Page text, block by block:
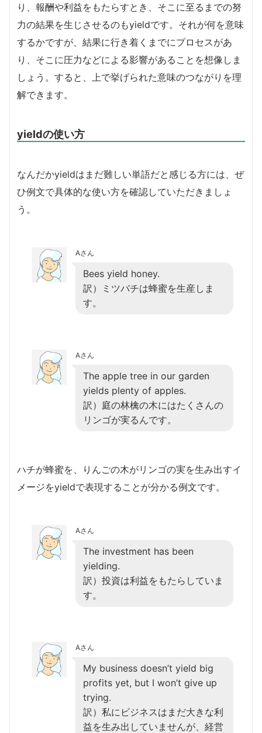
り、報酬や利益をもたらすとき、そこに至るまでの努
力の結果を生じさせるのもyieldです。それが何を意味
するかですが、結果に行き着くまでにプロセスがあ
り、そこに圧力などによる影響があることを想像しま
しょう。すると、上で挙げられた意味のつながりを理
解できます。
yieldの使い方
なんだかyieldはまだ難しい単語だと感じる方には、ぜ
ひ例文で具体的な使い方を確認していただきましょ
う。
Aさん
Bees yield honey.
訳）ミツバチは蜂蜜を生産しま
す。
Aさん
The apple tree in our garden
yields plenty of apples.
訳）庭の林檎の木にはたくさんの
リンゴが実るんです。
ハチが蜂蜜を、りんごの木がリンゴの実を生み出すイ
メージをyieldで表現することが分かる例文です。
Aさん
The investment has been
yielding.
訳）投資は利益をもたらしていま
す。
Aさん
My business doesn’t yield big
profits yet, but I won’t give up
trying.
訳）私にビジネスはまだ大きな利
益を生み出していませんが、経営